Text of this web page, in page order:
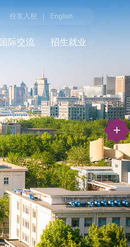
校友入校 | English
国际交流 招生就业
+